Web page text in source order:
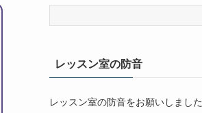
レッスン室の防音
レッスン室の防音をお願いしました